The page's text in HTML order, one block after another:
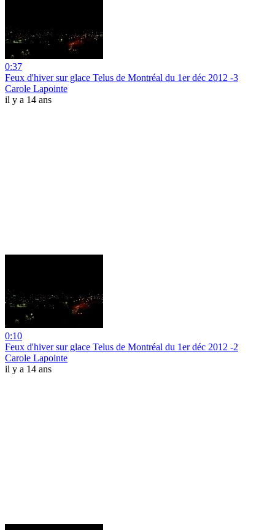
0:37
Feux d'hiver sur glace Telus de Montréal du 1er déc 2012 -3
Carole Lapointe
il y a 14 ans
0:10
Feux d'hiver sur glace Telus de Montréal du 1er déc 2012 -2
Carole Lapointe
il y a 14 ans